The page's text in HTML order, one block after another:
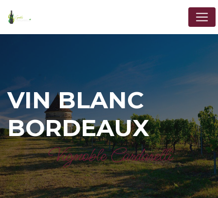
VIN BLANC
BORDEAUX
Vignoble Cardarelli